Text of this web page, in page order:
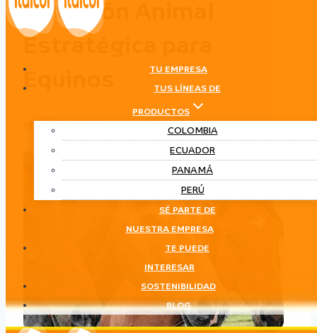
TU EMPRESA
TUS LÍNEAS DE
PRODUCTOS
COLOMBIA
ECUADOR
PANAMÁ
PERÚ
SÉ PARTE DE
NUESTRA EMPRESA
TE PUEDE
INTERESAR
SOSTENIBILIDAD
BLOG
Nutrición Animal
mayo 4, 2023